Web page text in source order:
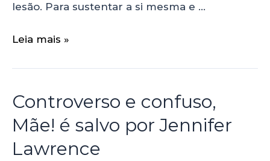
lesão. Para sustentar a si mesma e …
Leia mais »
Controverso e confuso,
Mãe! é salvo por Jennifer
Lawrence